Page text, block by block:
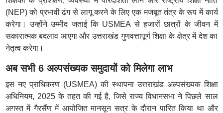
(NEP) को प्रभावी ढंग से लागू करने के लिए एक मजबूत तंत्र के रूप में कार्य
करेगा। उन्होंने उम्मीद जताई कि USMEA से हजारों छात्रों के जीवन में
सकारात्मक बदलाव आएगा और उत्तराखंड गुणवत्तापूर्ण शिक्षा के क्षेत्र में देश का
नेतृत्व करेगा।
अब सभी 6 अल्पसंख्यक समुदायों को मिलेगा लाभ
इस नए प्राधिकरण (USMEA) की स्थापना उत्तराखंड अल्पसंख्यक शिक्षा
अधिनियम, 2025 के तहत की गई है, जिसे राज्य विधानसभा ने पिछले साल
अगस्त में गैरसैंण में आयोजित मानसून सत्र के दौरान पारित किया था और